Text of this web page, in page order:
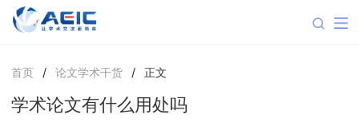
首页 / 论文学术干货 / 正文
学术论文有什么用处吗